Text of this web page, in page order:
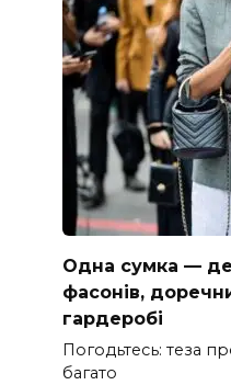
Одна сумка —
фасонів,
гардеробі
Погодьтесь: теза
багато